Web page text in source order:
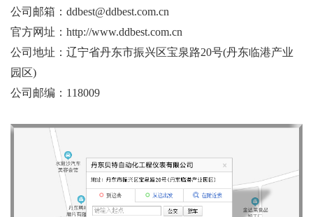
公司邮箱：ddbest@ddbest.com.cn
官方网址： http://www.ddbest.com.cn
公司地址：辽宁省丹东市振兴区宝泉路20号(丹东临港产业
园区)
公司邮编：118009